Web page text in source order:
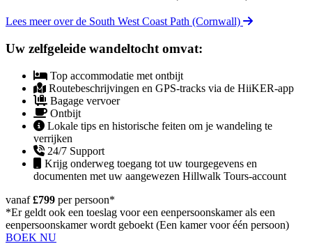
Lees meer over de South West Coast Path (Cornwall)
Uw zelfgeleide wandeltocht omvat:
Top accommodatie met ontbijt
Routebeschrijvingen en GPS-tracks via de HiiKER-app
Bagage vervoer
Ontbijt
Lokale tips en historische feiten om je wandeling te
verrijken
24/7 Support
Krijg onderweg toegang tot uw tourgegevens en
documenten met uw aangewezen Hillwalk Tours-account
vanaf£799 per persoon*
*Er geldt ook een toeslag voor een eenpersoonskamer als een
eenpersoonskamer wordt geboekt (Een kamer voor één persoon)
BOEK NU